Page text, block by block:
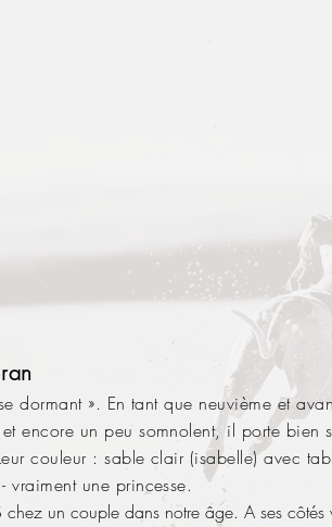
dormant ». En tant que neuvième et
encore un peu somnolent, il porte bien
couleur : sable clair (isabelle) avec
vraiment une princesse.
un couple dans notre âge. A ses côtés